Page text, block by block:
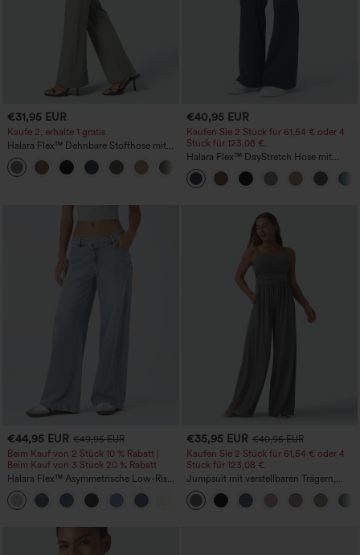
€31,95 EUR
Kaufe 2, erhalte 1 gratis
Halara Flex™ Dehnbare Stoffhose mit
hohem Bund und Seitentasche hinten
€40,95 EUR
Kaufen Sie 2 Stück für 61,54 € oder 4
Stück für 123,08 €.
Halara Flex™ DayStretch Hose mit
mittlerer Bundhöhe, seitlicher
Reißverschlusstasche und
Work‑Flare‑Schnitt
€44,95 EUR €49,95 EUR
Beim Kauf von 2 Stück 10 % Rabatt |
Beim Kauf von 3 Stück 20 % Rabatt
Halara Flex™ Asymmetrische Low-Rise-
Jeans mit Reißverschlusstaschen,
Baggy-Stil, weitem Bein, gewaschen,
lässig
+5
€35,95 EUR €40,95 EUR
Kaufen Sie 2 Stück für 61,54 € oder 4
Stück für 123,08 €.
Jumpsuit mit verstellbaren Trägern,
gerafftem Detail, weitem Bein und
meliertem Stoff, lässig, mit Taschen -
Easy Peezy